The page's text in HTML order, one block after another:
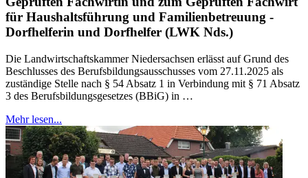
für Haushaltsführung und Familienbetreuung -
Dorfhelferin und Dorfhelfer (LWK Nds.)
Die Landwirtschaftskammer Niedersachsen erlässt auf Grund des
Beschlusses des Berufsbildungsausschusses vom 27.11.2025 als
zuständige Stelle nach § 54 Absatz 1 in Verbindung mit § 71 Absatz
3 des Berufsbildungsgesetzes (BBiG) in …
Mehr lesen...